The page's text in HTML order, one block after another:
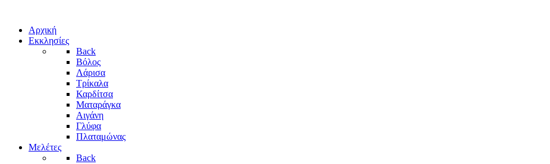
Αρχική
Εκκλησίες
Back
Βόλος
Λάρισα
Τρίκαλα
Καρδίτσα
Ματαράγκα
Αιγάνη
Γλύφα
Πλαταμώνας
Μελέτες
Back